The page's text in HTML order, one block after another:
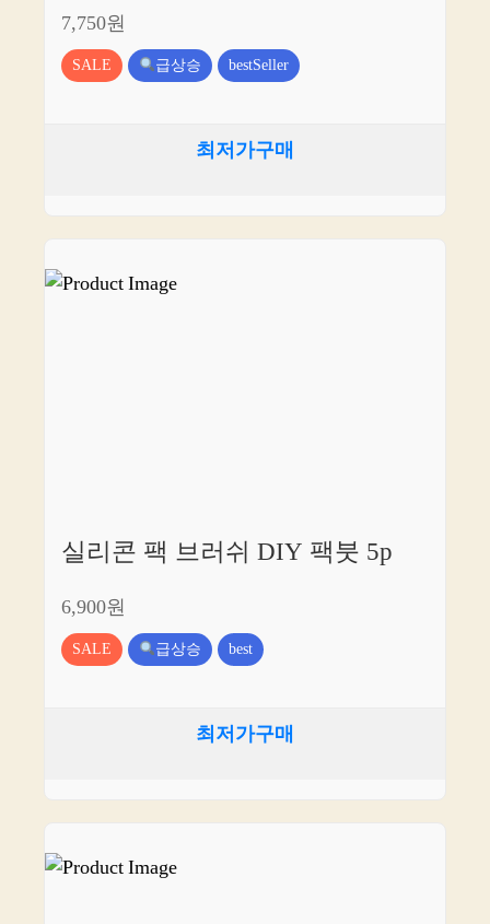
7,750원
SALE 급상승 bestSeller
최저가구매
실리콘 팩 브러쉬 DIY 팩붓 5p
6,900원
SALE 급상승 best
최저가구매